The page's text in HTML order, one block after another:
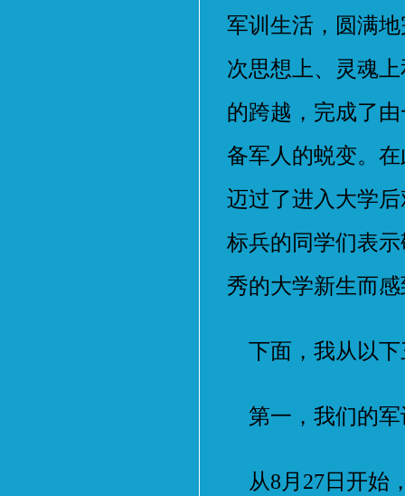
军训生活，圆满
次思想上、灵魂
的跨越，完成了
备军人的蜕变。
迈过了进入大学
标兵的同学们表
秀的大学新生而
下面，我从以下
第一，我们的军
从8月27日开始